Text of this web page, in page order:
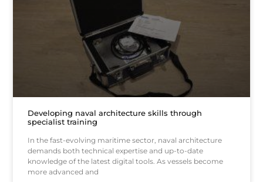
Developing naval architecture skills through
specialist training
In the fast-evolving maritime sector, naval architecture
demands both technical expertise and up-to-date
knowledge of the latest digital tools. As vessels become
more advanced and